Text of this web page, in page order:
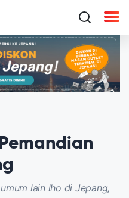
lain lho di Jepang,